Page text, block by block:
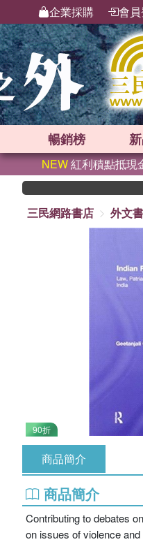
企業採購 會
暢銷榜
NEW紅利積點抵現
三民網路書店
外文書
90折
商品簡介
商品簡介
Contributing to debates
on issues of violence